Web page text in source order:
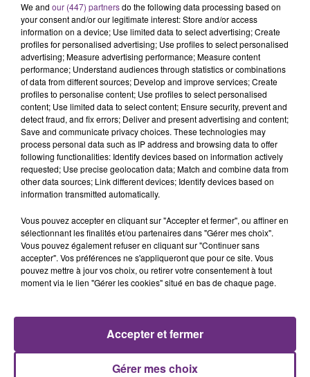
LE MAGASIN JOUÉCLUB DE REIMS FERME
SES PORTES
C'était l'une des institutions du centre-ville
rémois. Le magasin JouéClub est contraint de
fermer ses portes.
TITRES DIFFUSÉS
17h06
17h06
TAME IMPALA & JENNIE
17h03
17h03
JAMES ARTHUR
Impossible
16h56
16h56
We and our (447) partnersdo the following data processing based on
your consent and/or our legitimate interest: Store and/or access
information on a device; Use limited data to select advertising; Create
profiles for personalised advertising; Use profiles to select personalised
advertising; Measure advertising performance; Measure content
performance; Understand audiences through statistics or combinations
of data from different sources; Develop and improve services; Create
profiles to personalise content; Use profiles to select personalised
content; Use limited data to select content; Ensure security, prevent and
detect fraud, and fix errors; Deliver and present advertising and content;
Save and communicate privacy choices. These technologies may
process personal data such as IP address and browsing data to offer
following functionalities: Identify devices based on information actively
requested; Use precise geolocation data; Match and combine data from
other data sources; Link different devices; Identify devices based on
information transmitted automatically.
Vous pouvez accepter en cliquant sur "Accepter et fermer", ou affiner en
sélectionnant les finalités et/ou partenaires dans "Gérer mes choix".
Vous pouvez également refuser en cliquant sur "Continuer sans
accepter". Vos préférences ne s'appliqueront que pour ce site. Vous
pouvez mettre à jour vos choix, ou retirer votre consentement à tout
moment via le lien "Gérer les cookies" situé en bas de chaque page.
Gérer mes choix
Accepter et fermer